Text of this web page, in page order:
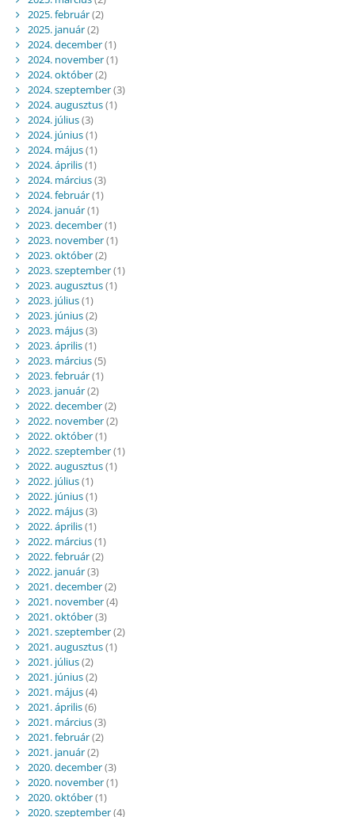
2025. február(2)
2025. január(2)
2024. december(1)
2024. november(1)
2024. október(2)
2024. szeptember(3)
2024. augusztus(1)
2024. július(3)
2024. június(1)
2024. május(1)
2024. április(1)
2024. március(3)
2024. február(1)
2024. január(1)
2023. december(1)
2023. november(1)
2023. október(2)
2023. szeptember(1)
2023. augusztus(1)
2023. július(1)
2023. június(2)
2023. május(3)
2023. április(1)
2023. március(5)
2023. február(1)
2023. január(2)
2022. december(2)
2022. november(2)
2022. október(1)
2022. szeptember(1)
2022. augusztus(1)
2022. július(1)
2022. június(1)
2022. május(3)
2022. április(1)
2022. március(1)
2022. február(2)
2022. január(3)
2021. december(2)
2021. november(4)
2021. október(3)
2021. szeptember(2)
2021. augusztus(1)
2021. július(2)
2021. június(2)
2021. május(4)
2021. április(6)
2021. március(3)
2021. február(2)
2021. január(2)
2020. december(3)
2020. november(1)
2020. október(1)
2020. szeptember(4)